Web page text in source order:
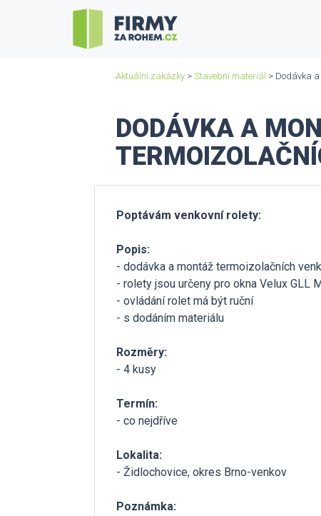
Aktuální zakázky > Stavební materiál > Dodávka
DODÁVKA A
Poptávám venkovní rolety:
Popis:
- dodávka a montáž termoizolačních
- rolety jsou určeny pro okna Velux GLL
- ovládání rolet má být ruční
- s dodáním materiálu
Rozměry:
- 4 kusy
Termín:
- co nejdříve
Lokalita:
- Židlochovice, okres Brno-venkov
Poznámka: